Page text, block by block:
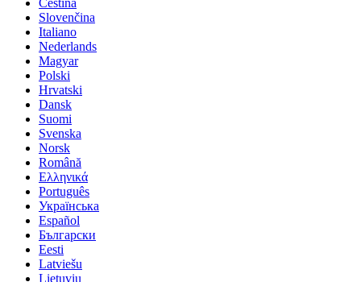
Slovenčina
Italiano
Nederlands
Magyar
Polski
Hrvatski
Dansk
Suomi
Svenska
Norsk
Română
Ελληνικά
Português
Українська
Español
Български
Eesti
Latviešu
Lietuvių